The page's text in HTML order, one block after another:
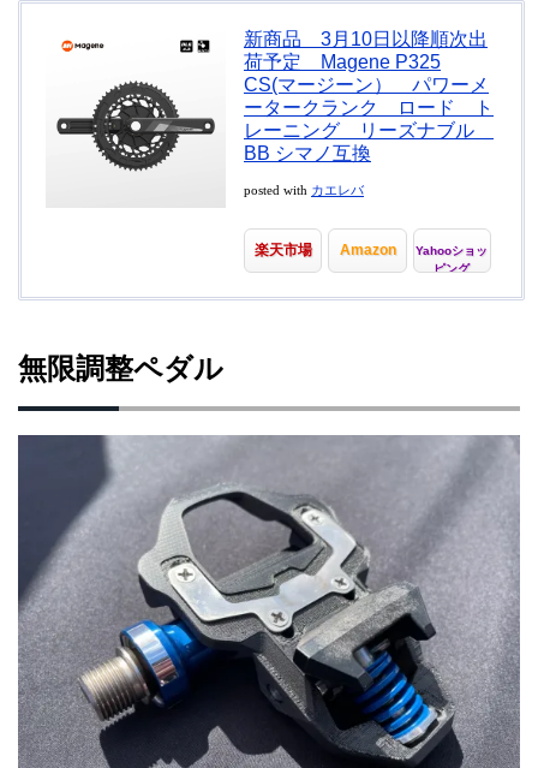
新商品 3月10日以降順次出
荷予定 Magene P325
CS(マージーン） パワーメ
ータークランク ロード ト
レーニング リーズナブル
BB シマノ互換
posted with カエレバ
楽天市場 Amazon
Yahooショッ
ピング
無限調整ペダル